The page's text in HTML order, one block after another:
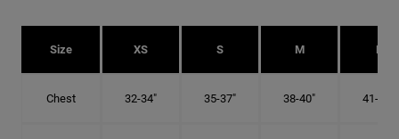
Size XS S M L
Chest 32-34" 35-37" 38-40" 41-43"